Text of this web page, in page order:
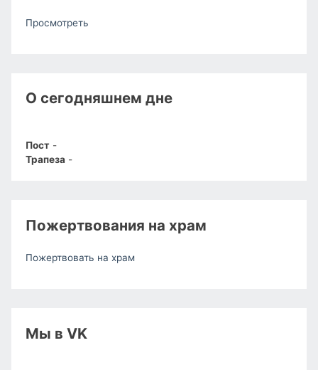
Просмотреть
О сегодняшнем дне
Пост -
Трапеза -
Пожертвования на храм
Пожертвовать на храм
Мы в VK